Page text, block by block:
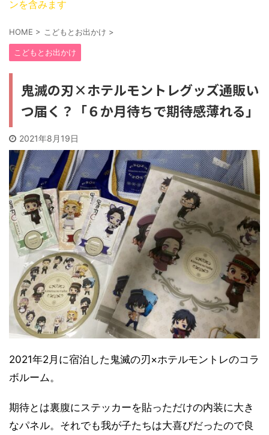
ンを含みます
HOME > こどもとお出かけ >
こどもとお出かけ
鬼滅の刃×ホテルモントレグッズ通販い
つ届く？「６か月待ちで期待感薄れる」
2021年8月19日
2021年2月に宿泊した鬼滅の刃×ホテルモントレのコラ
ボルーム。
期待とは裏腹にステッカーを貼っただけの内装に大き
なパネル。それでも我が子たちは大喜びだったので良